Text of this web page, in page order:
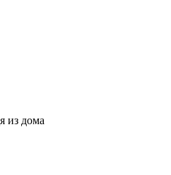
из дома